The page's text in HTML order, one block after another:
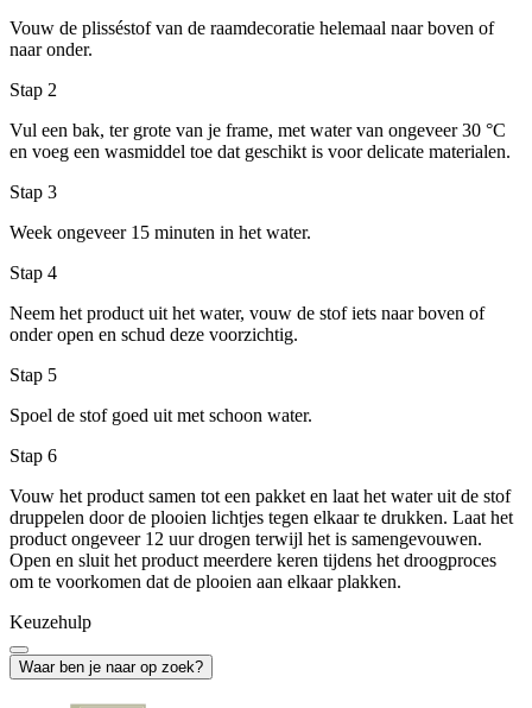
Vouw de plisséstof van de raamdecoratie helemaal naar boven of
naar onder.
Stap 2
Vul een bak, ter grote van je frame, met water van ongeveer 30 °C
en voeg een wasmiddel toe dat geschikt is voor delicate materialen.
Stap 3
Week ongeveer 15 minuten in het water.
Stap 4
Neem het product uit het water, vouw de stof iets naar boven of
onder open en schud deze voorzichtig.
Stap 5
Spoel de stof goed uit met schoon water.
Stap 6
Vouw het product samen tot een pakket en laat het water uit de stof
druppelen door de plooien lichtjes tegen elkaar te drukken. Laat het
product ongeveer 12 uur drogen terwijl het is samengevouwen.
Open en sluit het product meerdere keren tijdens het droogproces
om te voorkomen dat de plooien aan elkaar plakken.
Keuzehulp
Waar ben je naar op zoek?